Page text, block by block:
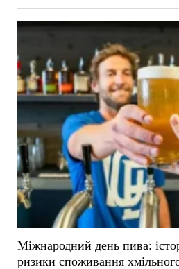
Міжнародний день пива:
ризики споживання